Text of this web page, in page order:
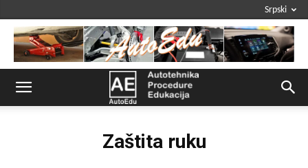
Srpski
Zaštita ruku